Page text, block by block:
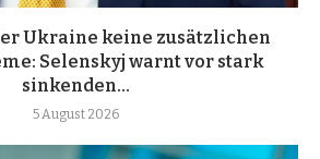
Ukraine keine zusätzlichen
Selenskyj warnt vor stark
sinkenden...
5 August 2026